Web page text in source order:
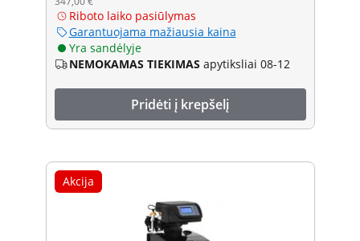
Riboto laiko pasiūlymas
Garantuojama mažiausia kaina
Yra sandėlyje
NEMOKAMAS TIEKIMAS apytiksliai 08-12
Pridėti į krepšelį
Akcija